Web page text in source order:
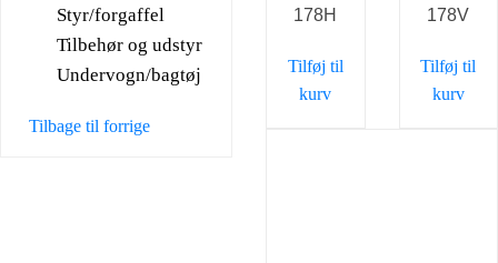
Styr/forgaffel
Tilbehør og udstyr
Undervogn/bagtøj
Tilbage til forrige
178H
Tilføj til
kurv
178V
Tilføj til
kurv